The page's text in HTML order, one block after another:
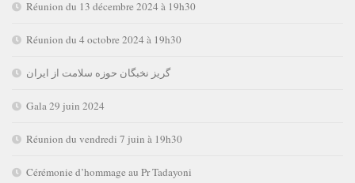
Réunion du 13 décembre 2024 à 19h30
Réunion du 4 octobre 2024 à 19h30
گریز نخبگان حوزه سلامت از ایران
Gala 29 juin 2024
Réunion du vendredi 7 juin à 19h30
Cérémonie d’hommage au Pr Tadayoni